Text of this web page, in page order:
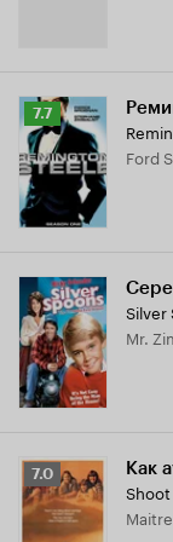
Рейтинг
Кинопоиска
7.7
7.7
Ford
Silver
Mr.
Рейтинг
Кинопоиска
7.0
7.0 Как